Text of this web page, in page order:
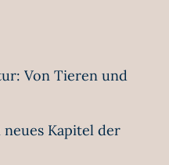
Von Tieren und
Kapitel der